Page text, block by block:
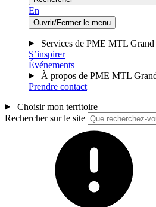
En
Ouvrir/Fermer le menu
Services de PME MTL Grand
S’inspirer
Événements
À propos de PME MTL
Prendre contact
Choisir mon territoire
Rechercher sur le site